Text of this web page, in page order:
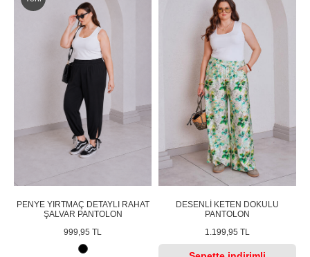
PENYE YIRTMAÇ DETAYLI RAHAT
ŞALVAR PANTOLON
999,95 TL
DESENLİ KETEN DOKULU
PANTOLON
1.199,95 TL